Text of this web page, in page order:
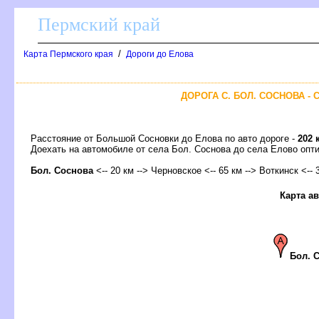
Пермский край
Карта Пермского края / Дороги до Елова
ДОРОГА С. БОЛ. СОСНОВА -
Расстояние от Большой Сосновки до Елова по авто дороге - 202
Доехать на автомобиле от села Бол. Соснова до села Елово
Бол. Соснова <-- 20 км --> Черновское <-- 65 км --> откинск <--
Карта
Бол.